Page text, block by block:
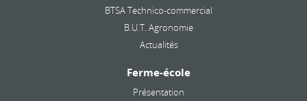
BTSA Technico-commercial
B.U.T. Agronomie
Actualités
Ferme-école
Présentation